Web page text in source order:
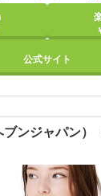
公式サイト
ンジャパン）